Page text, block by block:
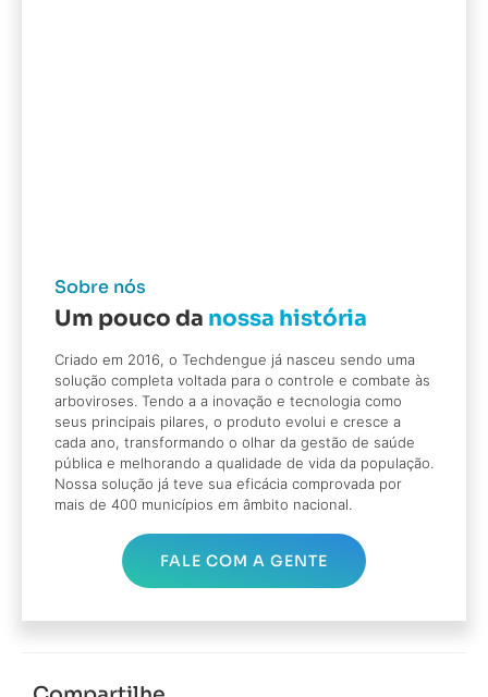
Sobre nós
Um pouco da nossa história
Criado em 2016, o Techdengue já nasceu sendo uma
solução completa voltada para o controle e combate às
arboviroses. Tendo a a inovação e tecnologia como
seus principais pilares, o produto evolui e cresce a
cada ano, transformando o olhar da gestão de saúde
pública e melhorando a qualidade de vida da população.
Nossa solução já teve sua eficácia comprovada por
mais de 400 municípios em âmbito nacional.
FALE COM A GENTE